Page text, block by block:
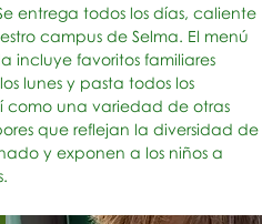
entrega todos los días, caliente
campus de Selma. El menú
incluye favoritos familiares
lunes y pasta todos los
como una variedad de otras
que reflejan la diversidad de
y exponen a los niños a